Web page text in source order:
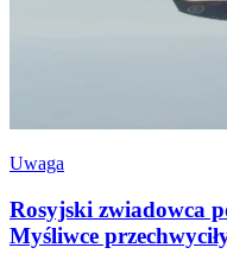
Uwaga
Rosyjski zwiadowca
Myśliwce